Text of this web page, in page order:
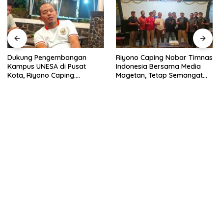
Dukung Pengembangan
Kampus UNESA di Pusat
Kota, Riyono Caping:
Riyono Caping Nobar Timnas
Indonesia Bersama Media
Magetan, Tetap Semangat